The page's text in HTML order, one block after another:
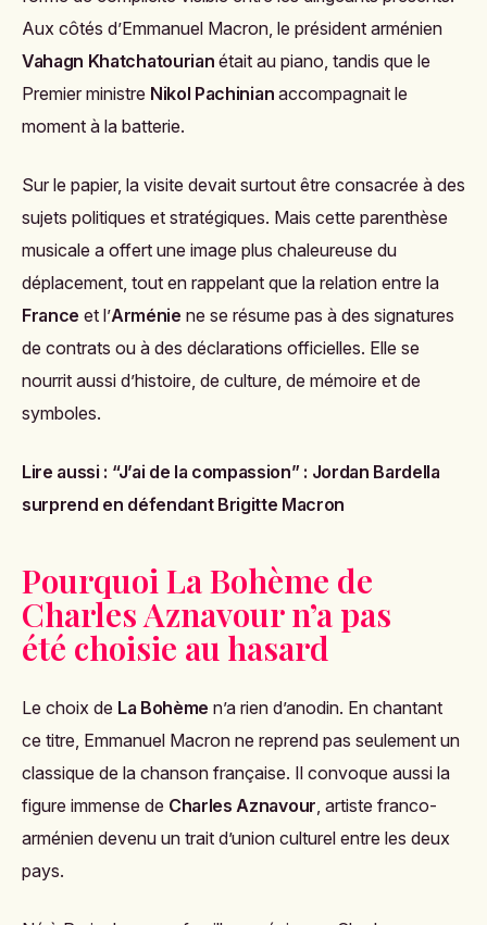
Aux côtés d’Emmanuel Macron, le président arménien
Vahagn Khatchatourian était au piano, tandis que le
Premier ministre Nikol Pachinian accompagnait le
moment à la batterie.
Sur le papier, la visite devait surtout être consacrée à des
sujets politiques et stratégiques. Mais cette parenthèse
musicale a offert une image plus chaleureuse du
déplacement, tout en rappelant que la relation entre la
France et l’Arménie ne se résume pas à des signatures
de contrats ou à des déclarations officielles. Elle se
nourrit aussi d’histoire, de culture, de mémoire et de
symboles.
Lire aussi : “J’ai de la compassion” : Jordan Bardella
surprend en défendant Brigitte Macron
Pourquoi La Bohème de
Charles Aznavour n’a pas
été choisie au hasard
Le choix de La Bohème n’a rien d’anodin. En chantant
ce titre, Emmanuel Macron ne reprend pas seulement un
classique de la chanson française. Il convoque aussi la
figure immense de Charles Aznavour , artiste franco-
arménien devenu un trait d’union culturel entre les deux
pays.